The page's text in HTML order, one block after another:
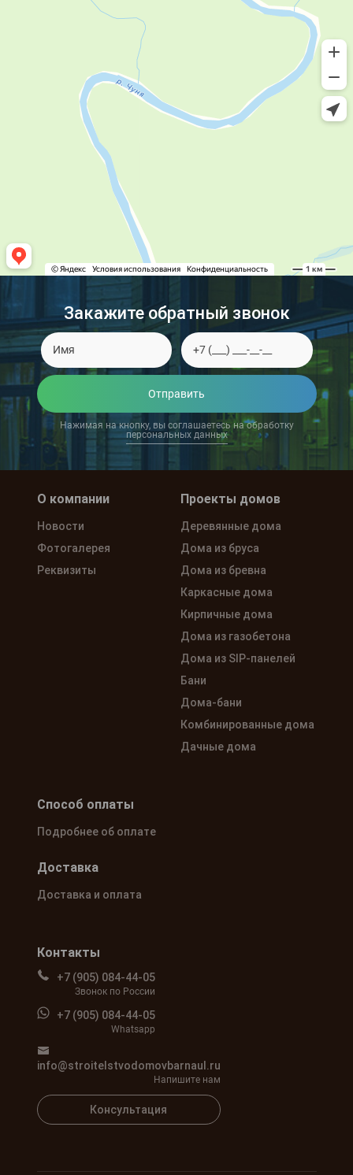
Закажите обратный звонок
Отправить
Нажимая на кнопку, вы соглашаетесь на обработку
персональных данных
О компании
Новости
Фотогалерея
Реквизиты
Проекты домов
Деревянные дома
Дома из бруса
Дома из бревна
Каркасные дома
Кирпичные дома
Дома из газобетона
Дома из SIP-панелей
Бани
Дома-бани
Комбинированные дома
Дачные дома
Контакты
+7 (905) 084-44-05
Звонок по России
+7 (905) 084-44-05
Whatsapp
info@stroitelstvodomovbarnaul.ru
Напишите нам
Консультация
Способ оплаты
Подробнее об оплате
Доставка
Доставка и оплата